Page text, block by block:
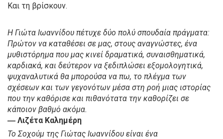
Και τη βρίσκουν.
Η Γιώτα Ιωαννίδου πέτυχε δύο πολύ σπουδαία πράγματα:
Πρώτον να καταθέσει σε μας, στους αναγνώστες, ένα
μυθιστόρημα που μας κινεί δραματικά, συναισθηματικά,
καρδιακά, και δεύτερον να ξεδιπλώσει εξομολογητικά,
ψυχαναλυτικά θα μπορούσα να πω, το πλέγμα των
σχέσεων και των γεγονότων μέσα στη ροή μιας ιστορίας
που την καθόρισε και πιθανότατα την καθορίζει σε
κάποιον βαθμό ακόμα.
― Λιζέτα Καλημέρη
Το Σοχούμ της Γιώτας Ιωαννίδου είναι ένα